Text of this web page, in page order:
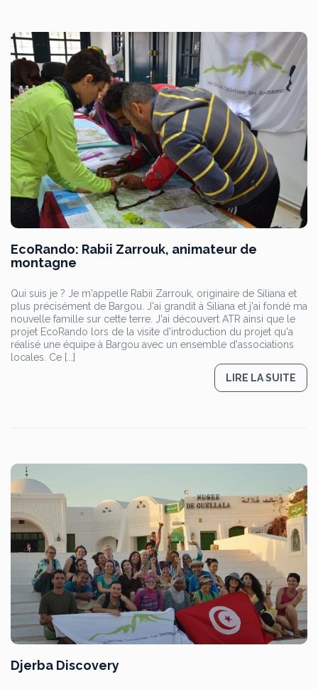
EcoRando: Rabii Zarrouk, animateur de
montagne
Qui suis je ? Je m'appelle Rabii Zarrouk, originaire de Siliana et
plus précisément de Bargou. J'ai grandit à Siliana et j'ai fondé ma
nouvelle famille sur cette terre. J'ai découvert ATR ainsi que le
projet EcoRando lors de la visite d'introduction du projet qu'a
réalisé une équipe à Bargou avec un ensemble d'associations
locales. Ce [...]
LIRE LA SUITE
Djerba Discovery